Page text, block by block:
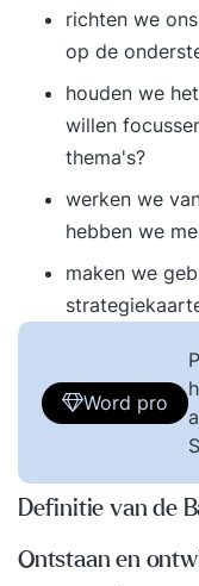
richten we
op de
houden we
willen
thema's?
werken we
hebben we
maken we
Word pro
Definitie van de
Ontstaan en